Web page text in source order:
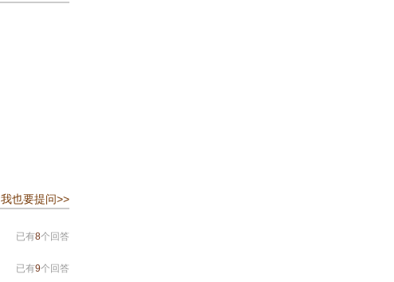
我也要提问>>
已有8个回答
已有9个回答